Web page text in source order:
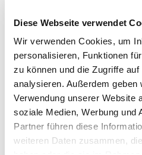
Diese Webseite verwendet
Wir verwenden Cookies, um
personalisieren, Funktionen
zu können und die Zugriffe
analysieren. Außerdem
Verwendung unserer Website
soziale Medien, Werbung und
Partner führen diese
weiteren Daten zusammen,